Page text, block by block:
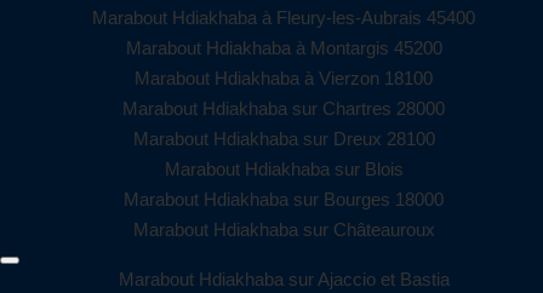
Marabout Hdiakhaba à Fleury-les-Aubrais 45400
Marabout Hdiakhaba à Montargis 45200
Marabout Hdiakhaba à Vierzon 18100
Marabout Hdiakhaba sur Chartres 28000
Marabout Hdiakhaba sur Dreux 28100
Marabout Hdiakhaba sur Blois
Marabout Hdiakhaba sur Bourges 18000
Marabout Hdiakhaba sur Châteauroux
Marabout Hdiakhaba sur Ajaccio et Bastia